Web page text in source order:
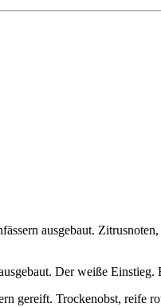
ausgebaut.
Der weiße
gereift. Trockenobst,